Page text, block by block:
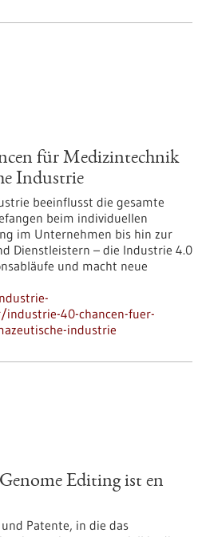
für Medizintechnik
Industrie
beeinflusst die gesamte
beim individuellen
im Unternehmen bis hin zur
Dienstleistern – die Industrie 4.0
und macht neue
40-chancen-fuer-
industrie
Editing ist en
Patente, in die das